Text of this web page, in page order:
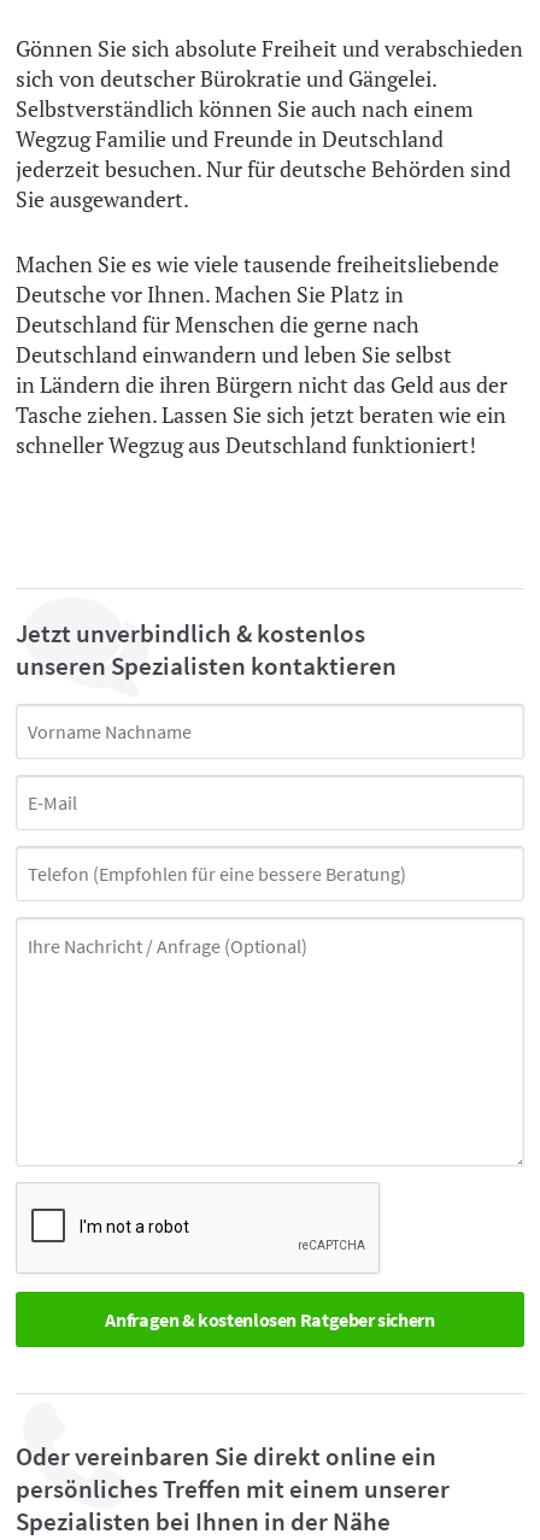
Gönnen Sie sich absolute Freiheit und verabschieden
sich von deutscher Bürokratie und Gängelei.
Selbstverständlich können Sie auch nach einem
Wegzug Familie und Freunde in Deutschland
jederzeit besuchen. Nur für deutsche Behörden sind
Sie ausgewandert.
Machen Sie es wie viele tausende freiheitsliebende
Deutsche vor Ihnen. Machen Sie Platz in
Deutschland für Menschen die gerne nach
Deutschland einwandern und leben Sie selbst
in Ländern die ihren Bürgern nicht das Geld aus der
Tasche ziehen. Lassen Sie sich jetzt beraten wie ein
schneller Wegzug aus Deutschland funktioniert!
Jetzt unverbindlich & kostenlos
unseren Spezialisten kontaktieren
Oder vereinbaren Sie direkt online ein
persönliches Treffen mit einem unserer
Spezialisten bei Ihnen in der Nähe